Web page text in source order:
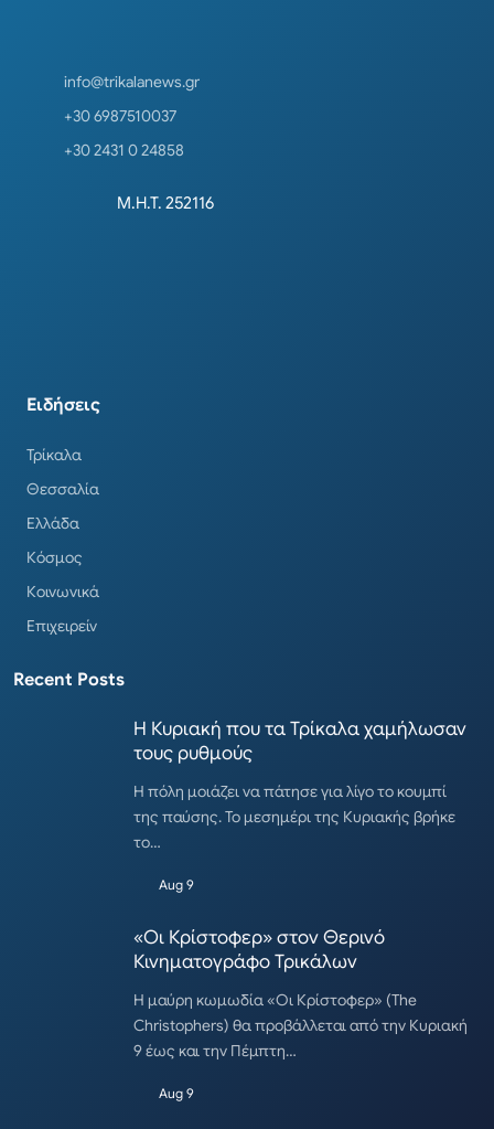
info@trikalanews.gr
+30 6987510037
+30 2431 0 24858
Μ.Η.Τ. 252116
Ειδήσεις
Τρίκαλα
Θεσσαλία
Ελλάδα
Κόσμος
Κοινωνικά
Επιχειρείν
Recent Posts
Η Κυριακή που τα Τρίκαλα χαμήλωσαν
τους ρυθμούς
Η πόλη μοιάζει να πάτησε για λίγο το κουμπί
της παύσης. Το μεσημέρι της Κυριακής βρήκε
το…
Aug 9
«Οι Κρίστοφερ» στον Θερινό
Κινηματογράφο Τρικάλων
Η μαύρη κωμωδία «Οι Κρίστοφερ» (The
Christophers) θα προβάλλεται από την Κυριακή
9 έως και την Πέμπτη…
Aug 9